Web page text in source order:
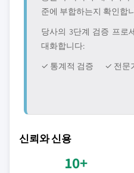
준에 부합하는지 확인합
당사의 3단계 검증 프로
대화합니다:
✓ 통계적 검증
✓ 전문
신뢰와 신용
10+